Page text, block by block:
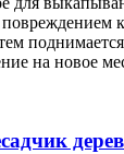
на новое